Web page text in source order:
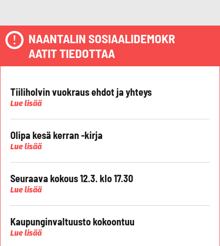
NAANTALIN SOSIAALIDEMOKR
AATIT TIEDOTTAA
Tiiliholvin vuokraus ehdot ja yhteys
Lue lisää
Olipa kesä kerran -kirja
Lue lisää
Seuraava kokous 12.3. klo 17.30
Lue lisää
Kaupunginvaltuusto kokoontuu
Lue lisää